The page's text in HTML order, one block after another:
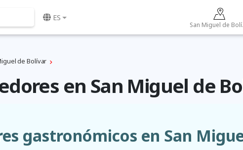
ES
de Bolívar
en San Miguel de
gastronómicos en San